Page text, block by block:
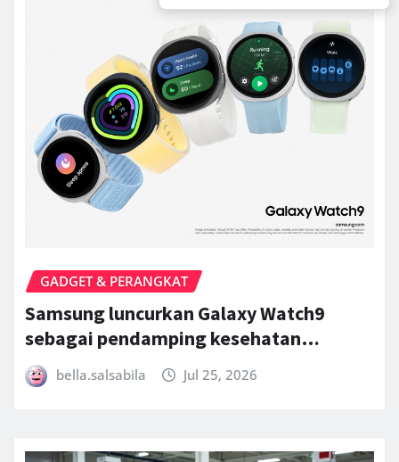
GADGET & PERANGKAT
Samsung luncurkan Galaxy Watch9
sebagai pendamping kesehatan…
bella.salsabila Jul 25, 2026